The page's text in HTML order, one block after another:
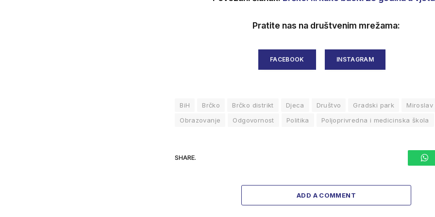
Pratite nas na društvenim mrežama:
FACEBOOK INSTAGRAM
BiH Brčko Brčko distrikt Djeca Društvo Gradski park
Miroslav
Obrazovanje
Odgovornost Politika Poljoprivredna i medicinska škola
SHARE.
ADD A COMMENT